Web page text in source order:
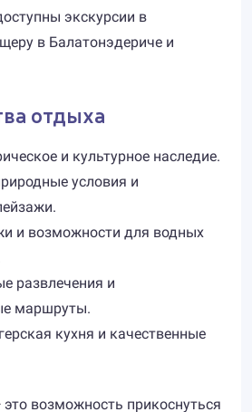
экскурсии в
в Балатонэдериче и
отдыха
и культурное наследие.
условия и
и возможности для водных
развлечения и
маршруты.
кухня и качественные
возможность прикоснуться